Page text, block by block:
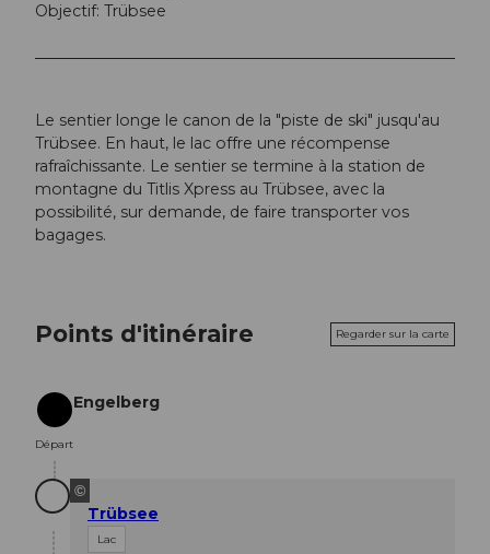
Objectif: Trübsee
Le sentier longe le canon de la "piste de ski" jusqu'au
Trübsee. En haut, le lac offre une récompense
rafraîchissante. Le sentier se termine à la station de
montagne du Titlis Xpress au Trübsee, avec la
possibilité, sur demande, de faire transporter vos
bagages.
Points d'itinéraire Regarder sur la carte
Départ
Départ
Engelberg
©
Trübsee
Lac